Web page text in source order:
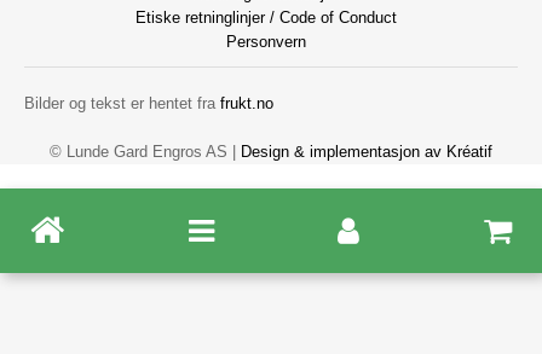
Etiske retninglinjer / Code of Conduct
Personvern
Bilder og tekst er hentet fra frukt.no
© Lunde Gard Engros AS | Design & implementasjon av Kréatif